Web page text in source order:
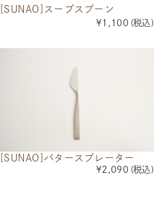
[SUNAO]スープスプーン
¥1,100 (税込)
[SUNAO]バタースプレーター
¥2,090 (税込)